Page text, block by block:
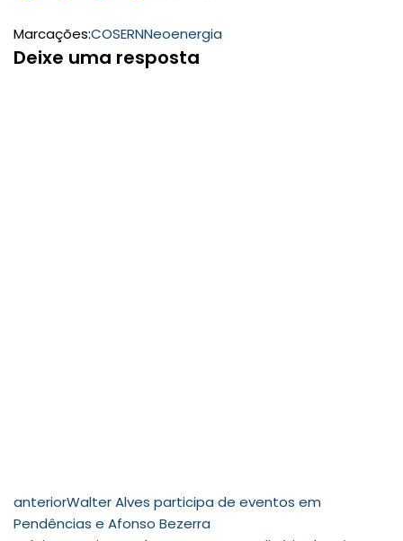
Marcações:COSERNNeoenergia
Deixe uma resposta
anteriorWalter Alves participa de eventos em
Pendências e Afonso Bezerra